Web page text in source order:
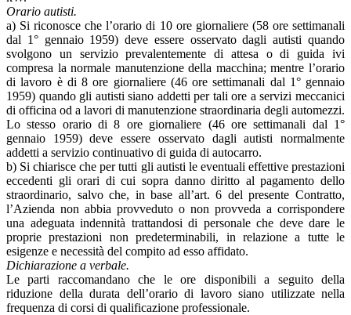
Orario autisti.
a) Si riconosce che l’orario di 10 ore giornaliere (58 ore settimanali
dal 1° gennaio 1959) deve essere osservato dagli autisti quando
svolgono un servizio prevalentemente di attesa o di guida ivi
compresa la normale manutenzione della macchina; mentre l’orario
di lavoro è di 8 ore giornaliere (46 ore settimanali dal 1° gennaio
1959) quando gli autisti siano addetti per tali ore a servizi meccanici
di officina od a lavori di manutenzione straordinaria degli automezzi.
Lo stesso orario di 8 ore giornaliere (46 ore settimanali dal 1°
gennaio 1959) deve essere osservato dagli autisti normalmente
addetti a servizio continuativo di guida di autocarro.
b) Si chiarisce che per tutti gli autisti le eventuali effettive prestazioni
eccedenti gli orari di cui sopra danno diritto al pagamento dello
straordinario, salvo che, in base all’art. 6 del presente Contratto,
l’Azienda non abbia provveduto o non provveda a corrispondere
una adeguata indennità trattandosi di personale che deve dare le
proprie prestazioni non predeterminabili, in relazione a tutte le
esigenze e necessità del compito ad esso affidato.
Dichiarazione a verbale.
Le parti raccomandano che le ore disponibili a seguito della
riduzione della durata dell’orario di lavoro siano utilizzate nella
frequenza di corsi di qualificazione professionale.